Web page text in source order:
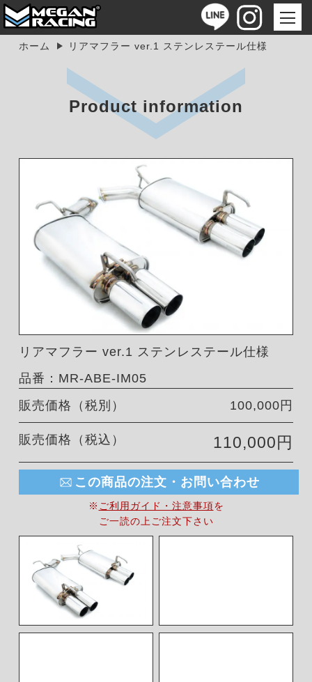
ホーム リアマフラー ver.1 ステンレステール仕様
Product information
リアマフラー ver.1 ステンレステール仕様
品番：MR-ABE-IM05
販売価格（税別）
100,000円
販売価格（税込） 110,000円
この商品の注文・お問い合わせ
※ ご利用ガイド・注意事項を
ご一読の上ご注文下さい